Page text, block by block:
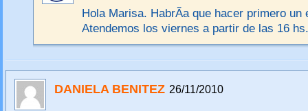
Hola Marisa. HabrÃ­a que hacer primero un
Atendemos los viernes a partir de las 16
DANIELA BENITEZ 26/11/2010